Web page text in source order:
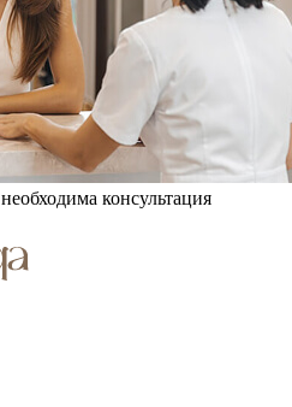
консультация